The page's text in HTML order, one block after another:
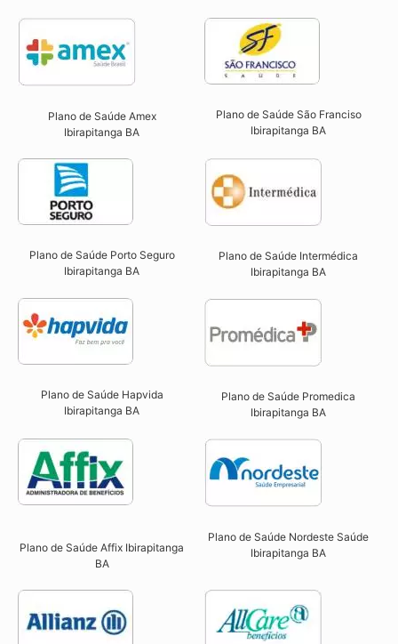
Plano de Saúde Amex
Ibirapitanga BA
Plano de Saúde São Franciso
Ibirapitanga BA​
Plano de Saúde Porto Seguro
Ibirapitanga BA​
Plano de Saúde Intermédica
Ibirapitanga BA​
Plano de Saúde Hapvida
Ibirapitanga BA​
Plano de Saúde Promedica
Ibirapitanga BA
Plano de Saúde Affix Ibirapitanga
BA​
Plano de Saúde Nordeste Saúde
Ibirapitanga BA